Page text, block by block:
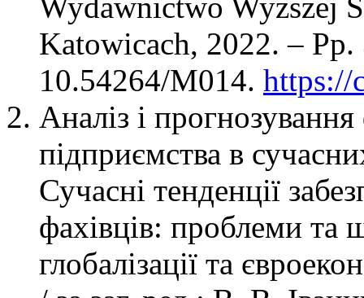
Katowicach, 2022. –
10.54264/M014. https://
Аналіз і
підприємства в
Сучасні тенденції
фахівців: проблеми та
глобалізації та